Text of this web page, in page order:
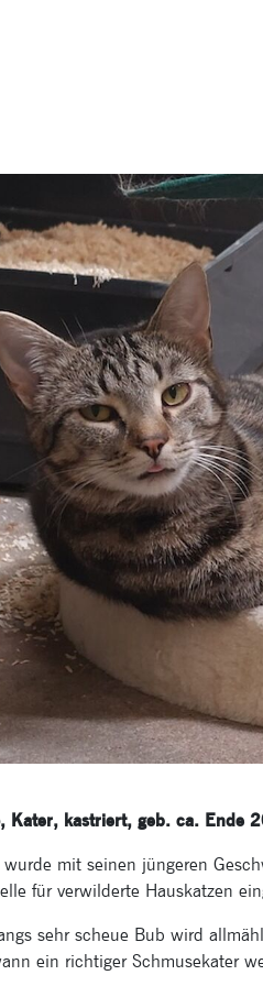
Kater, kastriert, geb. ca. Ende
wurde mit seinen jüngeren
für verwilderte Hauskatzen
sehr scheue Bub wird
ein richtiger Schmusekater